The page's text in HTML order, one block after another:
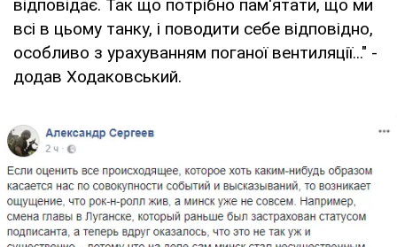
відповідає. Так що потрібно пам'ятати, що ми
всі в цьому танку, і поводити себе відповідно,
особливо з урахуванням поганої вентиляції..." -
додав Ходаковський.